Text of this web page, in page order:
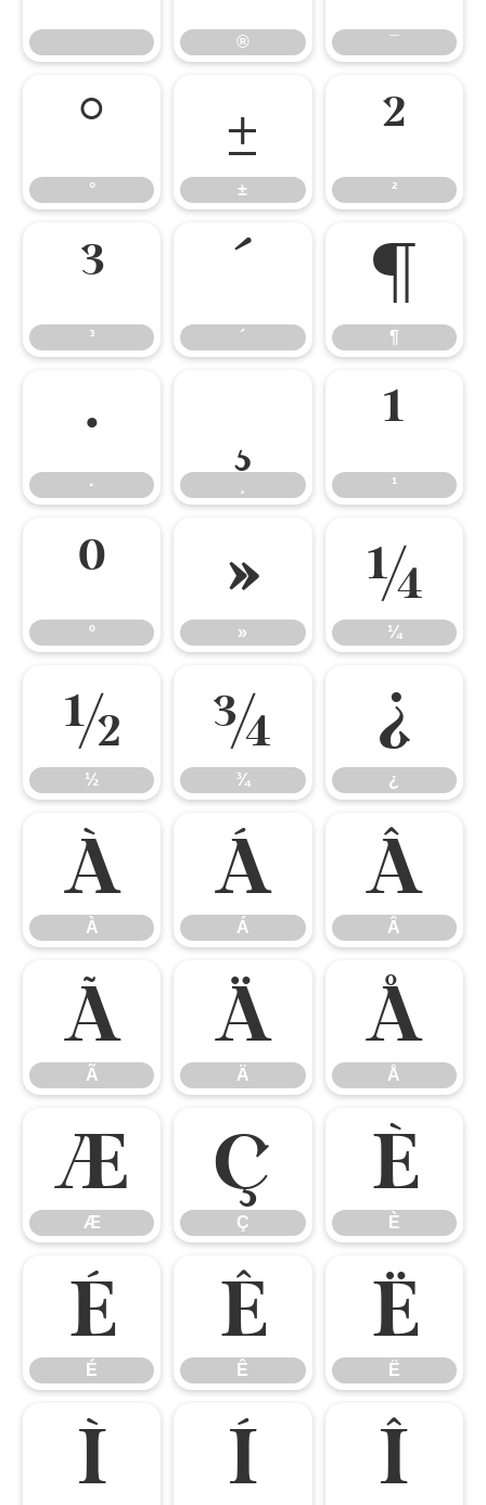
® ¯
°
°
±
±
²
²
³
³
´
´
¶
¶
·
·
¸ ¹
¹
º
º
»
»
¼
¼
½
½
¾
¾
¿
¿
À
À
Á
Á
Â
Â
Ã
Ã
Ä
Ä
Å
Å
Æ
Æ
Ç
Ç
È
È
É
É
Ê
Ê
Ë
Ë
Ì Í Î